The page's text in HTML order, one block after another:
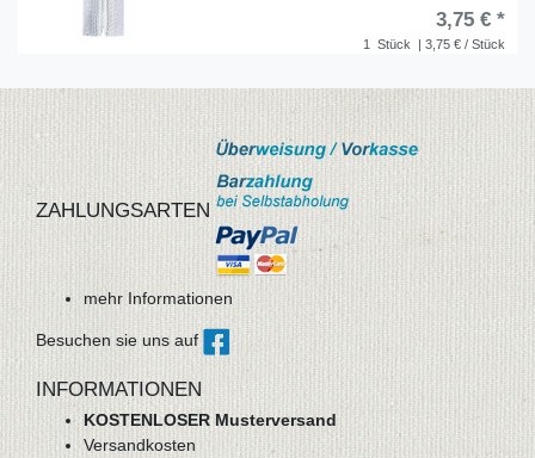
1 Stück | 3,75 € / Stück
3,75 € *
ZAHLUNGSARTEN
mehr Informationen
Besuchen sie uns auf
INFORMATIONEN
KOSTENLOSER Musterversand
Versandkosten